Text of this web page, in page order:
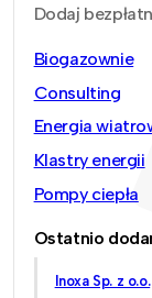
Dodaj
Biogazownie
Consulting
Energia
Klastry energii
Pompy ciepła
Ostatnio
Inoxa Sp. z o.o.